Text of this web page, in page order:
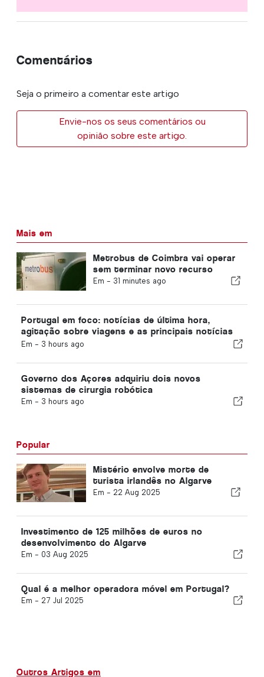
Comentários
Seja o primeiro a comentar este artigo
Envie-nos os seus comentários ou
opinião sobre este artigo.
Mais em
Metrobus de Coimbra vai operar
sem terminar novo recurso
Em - 31 minutes ago
Portugal em foco: notícias de última hora,
agitação sobre viagens e as principais notícias
que estão nas manchetes
Em - 3 hours ago
Governo dos Açores adquiriu dois novos
sistemas de cirurgia robótica
Em - 3 hours ago
Popular
Mistério envolve morte de
turista irlandês no Algarve
Em - 22 Aug 2025
Investimento de 125 milhões de euros no
desenvolvimento do Algarve
Em - 03 Aug 2025
Qual é a melhor operadora móvel em Portugal?
Em - 27 Jul 2025
Outros Artigos em